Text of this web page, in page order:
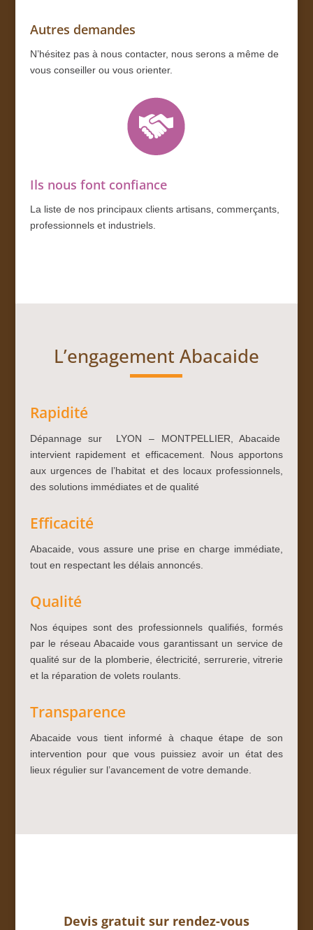
Autres demandes
N’hésitez pas à nous contacter, nous serons a même de
vous conseiller ou vous orienter.
Ils nous font confiance
La liste de nos principaux clients artisans, commerçants,
professionnels et industriels.
L’engagement Abacaide
Rapidité
Dépannage sur LYON – MONTPELLIER, Abacaide
intervient rapidement et efficacement. Nous apportons
aux urgences de l’habitat et des locaux professionnels,
des solutions immédiates et de qualité
Efficacité
Abacaide, vous assure une prise en charge immédiate,
tout en respectant les délais annoncés.
Qualité
Nos équipes sont des professionnels qualifiés, formés
par le réseau Abacaide vous garantissant un service de
qualité sur de la plomberie, électricité, serrurerie, vitrerie
et la réparation de volets roulants.
Transparence
Abacaide vous tient informé à chaque étape de son
intervention pour que vous puissiez avoir un état des
lieux régulier sur l’avancement de votre demande.
Devis gratuit sur rendez-vous